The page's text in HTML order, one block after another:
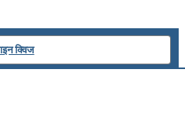
क्विज